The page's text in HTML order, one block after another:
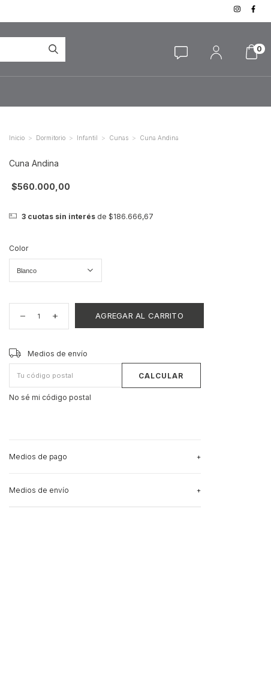
0
Inicio > Dormitorio > Infantil > Cunas > Cuna Andina
Cuna Andina
$560.000,00
3cuotas sin interésde $186.666,67
Color
Entregas para el CP:
Medios de envío
CALCULAR
No sé mi código postal
Medios de pago
Medios de envío